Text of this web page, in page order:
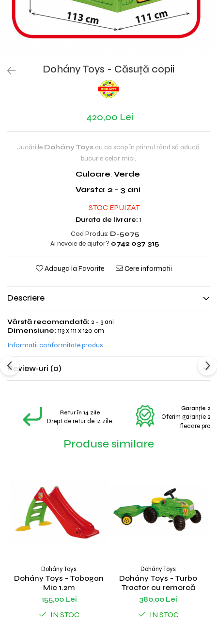
Dohány Toys - Căsuță copii
420,00 Lei
Jucăriile Dohány Toys au ca scop în primul rând să aducă
bucurie celor mici.
Culoare: Verde
Varsta: 2 - 3 ani
STOC EPUIZAT
Durata de livrare: 1
Cod Produs: D-5075
Ai nevoie de ajutor? 0742 037 315
Adauga la Favorite Cere informatii
Descriere
Vârstă recomandată: 2 - 3 ani
Dimensiune: 113 x 111 x 120 cm
Informatii conformitate produs
Review-uri (0)
Retur în 14 zile
Drept de retur de 14 zile.
Garanție 2
Oferim garanție 2
fiecare
Produse similare
Dohány Toys
Dohány Toys - Tobogan
Mic 1.2m
155,00 Lei
IN STOC
Dohány Toys
Dohány Toys - Turbo
Tractor cu remorcă
380,00 Lei
IN STOC